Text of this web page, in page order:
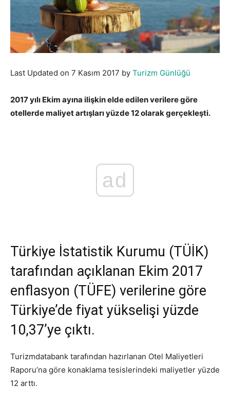
Last Updated on 7 Kasım 2017 by Turizm Günlüğü
2017 yılı Ekim ayına ilişkin elde edilen verilere göre
otellerde maliyet artışları yüzde 12 olarak gerçekleşti.
ad
Türkiye İstatistik Kurumu (TÜİK)
tarafından açıklanan Ekim 2017
enflasyon (TÜFE) verilerine göre
Türkiye’de fiyat yükselişi yüzde
10,37’ye çıktı.
Turizmdatabank tarafından hazırlanan Otel Maliyetleri
Raporu’na göre konaklama tesislerindeki maliyetler yüzde
12 arttı.